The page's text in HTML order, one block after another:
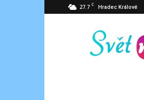
27.7 C Hradec Králové
Svět
na
netu